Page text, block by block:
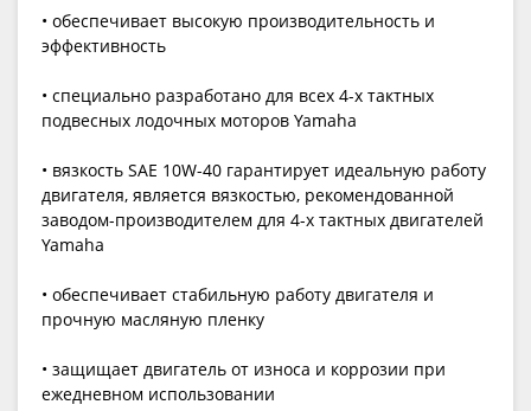
• обеспечивает высокую производительность и
эффективность
• специально разработано для всех 4-х тактных
подвесных лодочных моторов Yamaha
• вязкость SAE 10W-40 гарантирует идеальную работу
двигателя, является вязкостью, рекомендованной
заводом-производителем для 4-х тактных двигателей
Yamaha
• обеспечивает стабильную работу двигателя и
прочную масляную пленку
• защищает двигатель от износа и коррозии при
ежедневном использовании